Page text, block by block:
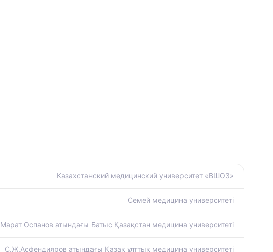
Казахстанский медицинский университет «ВШОЗ»
Семей медицина университеті
Марат Оспанов атындағы Батыс Қазақстан медицина университеті
С.Ж.Асфендияров атындағы Қазақ ұлттық медицина университеті